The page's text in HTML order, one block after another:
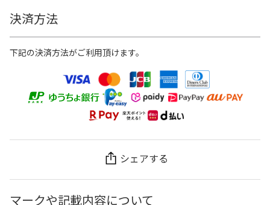
決済方法
下記の決済方法がご利用頂けます。
シェアする
マークや記載内容について